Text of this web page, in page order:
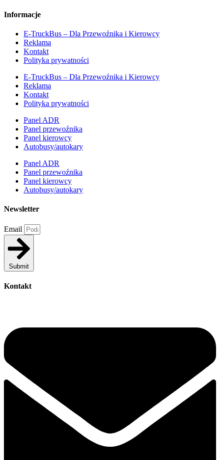
Informacje
E-TruckBus – Dla Przewoźnika i Kierowcy
Reklama
Kontakt
Polityka prywatności
E-TruckBus – Dla Przewoźnika i Kierowcy
Reklama
Kontakt
Polityka prywatności
Panel ADR
Panel przewoźnika
Panel kierowcy
Autobusy/autokary
Panel ADR
Panel przewoźnika
Panel kierowcy
Autobusy/autokary
Newsletter
Email
Submit
Kontakt